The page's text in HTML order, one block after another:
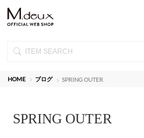
HOME ブログ SPRING OUTER
SPRING OUTER